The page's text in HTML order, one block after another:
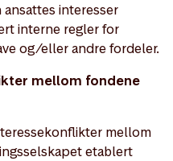
interesser
interne regler for
og/eller andre fordeler.
mellom fondene
mellom
etablert